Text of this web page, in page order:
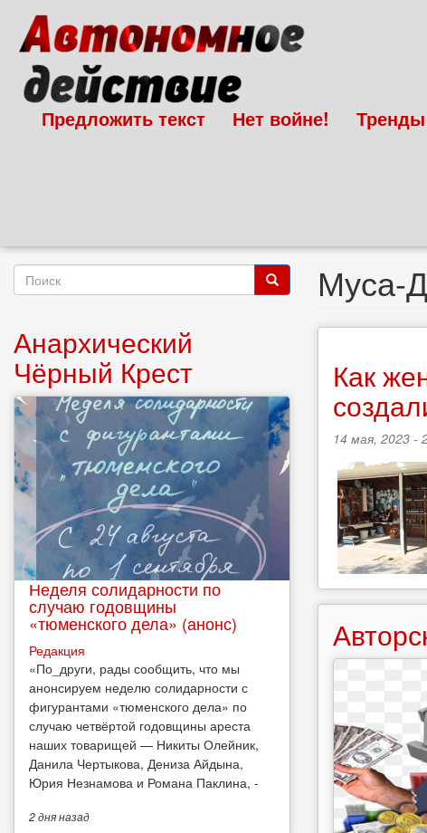
основному
содержанию
Предложить текст Нет войне! Тренды
Муса-
Как
14 мая, 2023 -
Форма
Анархический
Чёрный Крест
Неделя солидарности по
случаю годовщины
«тюменского дела» (анонс)
Редакция
​«По_други, рады сообщить, что мы
анонсируем неделю солидарности с
фигурантами «тюменского дела» по
случаю четвёртой годовщины ареста
наших товарищей — Никиты Олейник,
Данила Чертыкова, Дениза Айдына,
Юрия Незнамова и Романа Паклина, -
2 дняназад